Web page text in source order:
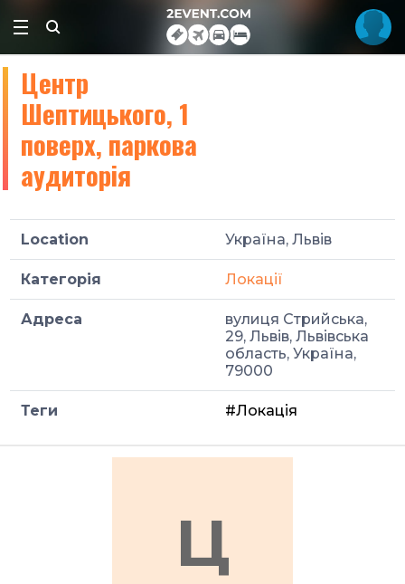
Центр
Шептицького, 1
поверх, паркова
аудиторія
Location Україна, Львів
Категорія Локації
Адреса
вулиця Стрийська,
29, Львів, Львівська
область, Україна,
79000
Теги #Локація
Ц